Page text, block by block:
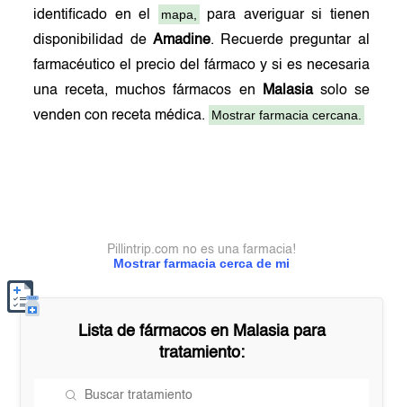
identificado en el mapa,
para averiguar si tienen
disponibilidad de Amadine. Recuerde preguntar al
farmacéutico el precio del fármaco y si es necesaria
una receta, muchos fármacos en
Malasiasolo se
venden con receta médica. Mostrar farmacia cercana.
Mostrar farmacia cerca de mi
Pillintrip.com no es una farmacia!
Lista de fármacos en Malasiapara
tratamiento: